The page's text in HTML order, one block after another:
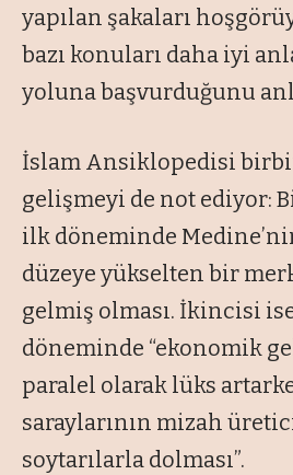
yapılan şakaları
bazı konuları daha iyi
yoluna başvurduğunu
İslam Ansiklopedisi
gelişmeyi de not ediyor:
ilk döneminde
düzeye yükselten bir
gelmiş olması. İkincisi
döneminde “ekonomik
paralel olarak lüks
saraylarının mizah
soytarılarla dolması”.